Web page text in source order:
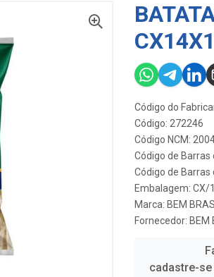
Código do
Código: 272246
Código NCM:
Código de
Código de Barras
Embalagem: CX/1
Marca: BEM
Fornecedor: BEM
cadastre-